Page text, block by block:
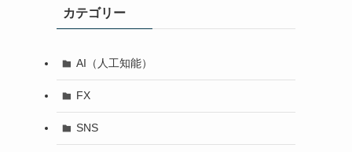
カテゴリー
AI（人工知能）
FX
SNS